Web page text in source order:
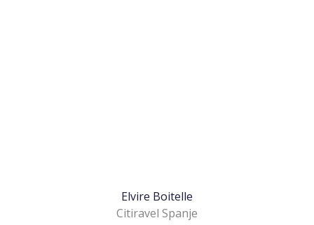
Elvire Boitelle
Citiravel Spanje